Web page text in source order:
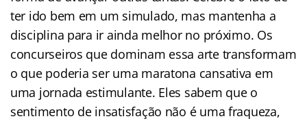
ter ido bem em um simulado, mas mantenha a
disciplina para ir ainda melhor no próximo. Os
concurseiros que dominam essa arte transformam
o que poderia ser uma maratona cansativa em
uma jornada estimulante. Eles sabem que o
sentimento de insatisfação não é uma fraqueza,